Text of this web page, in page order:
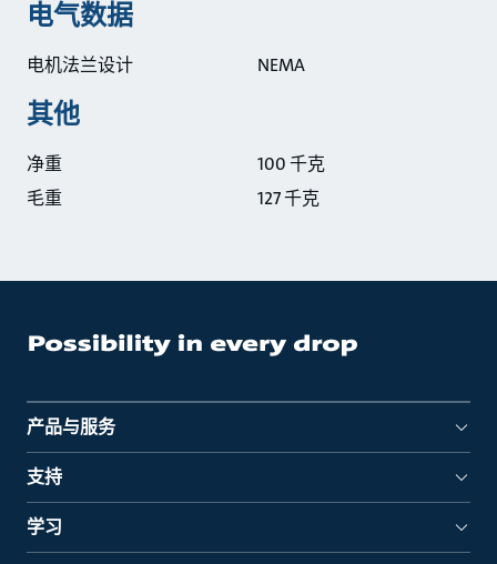
电气数据
电机法兰设计 NEMA
其他
净重
100 千克
毛重
127 千克
产品与服务
支持
学习